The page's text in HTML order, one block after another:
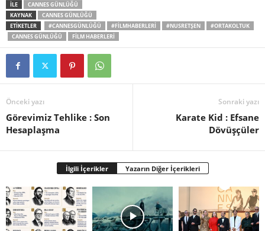
İLE
CANNES GÜNLÜĞÜ
KAYNAK
CANNES GÜNLÜĞÜ
ETİKETLER
#CANNESGÜNLÜĞÜ #FILMHABERLERI #NUSRETŞEN
#ORTAKOLTUK
CANNES GÜNLÜĞÜ
FILM HABERLERI
Önceki yazı
Görevimiz Tehlike : Son
Hesaplaşma
Sonraki yazı
Karate Kid : Efsane
Dövüşçüler
İlgili İçerikler Yazarın Diğer İçerikleri